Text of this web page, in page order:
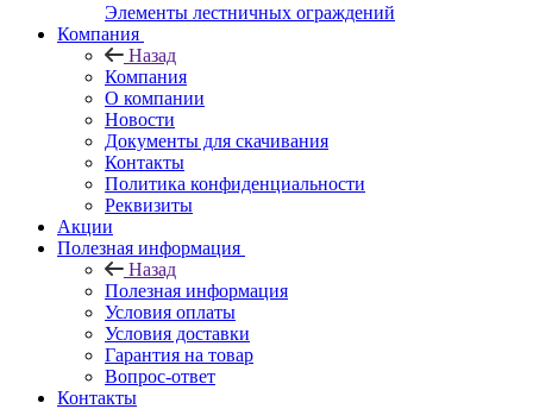
Элементы лестничных ограждений
Компания
Назад
Компания
О компании
Новости
Документы для скачивания
Контакты
Политика конфиденциальности
Реквизиты
Акции
Полезная информация
Назад
Полезная информация
Условия оплаты
Условия доставки
Гарантия на товар
Вопрос-ответ
Контакты